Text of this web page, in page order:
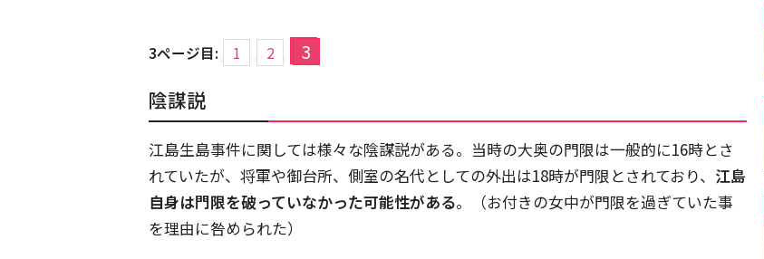
3ページ目: 1 2 3
陰謀説
江島生島事件に関しては様々な陰謀説がある。当時の大奥の門限は一般的に16時とさ
れていたが、将軍や御台所、側室の名代としての外出は18時が門限とされており、 江島
自身は門限を破っていなかった可能性がある。（お付きの女中が門限を過ぎていた事
を理由に咎められた）